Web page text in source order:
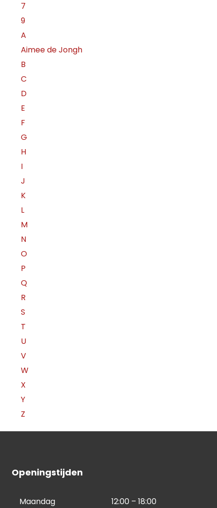
7
9
A
Aimee de Jongh
B
C
D
E
F
G
H
I
J
K
L
M
N
O
P
Q
R
S
T
U
V
W
X
Y
Z
Openingstijden
Maandag 12:00 – 18:00